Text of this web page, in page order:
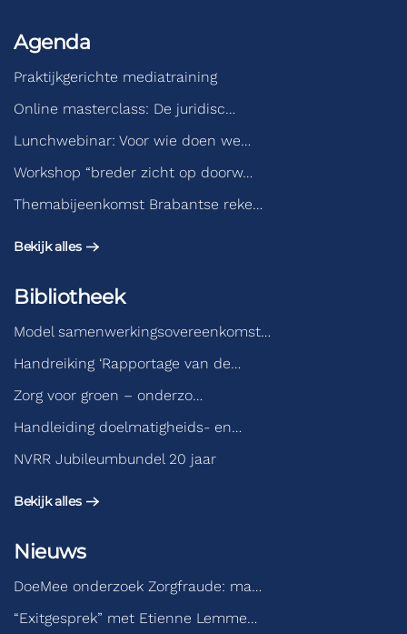
Agenda
Praktijkgerichte mediatraining
Online masterclass: De juridisc…
Lunchwebinar: Voor wie doen we…
Workshop “breder zicht op doorw…
Themabijeenkomst Brabantse reke…
Bekijk alles
Bibliotheek
Model samenwerkingsovereenkomst…
Handreiking ‘Rapportage van de…
Zorg voor groen – onderzo…
Handleiding doelmatigheids- en…
NVRR Jubileumbundel 20 jaar
Bekijk alles
Nieuws
DoeMee onderzoek Zorgfraude: ma…
“Exitgesprek” met Etienne Lemme…